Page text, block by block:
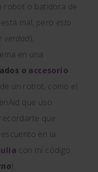
robot o batidora de
mal, pero esto
verdad);
en una
o accesorio
de un robot, como el
que uso
que
en la
con mi código
).